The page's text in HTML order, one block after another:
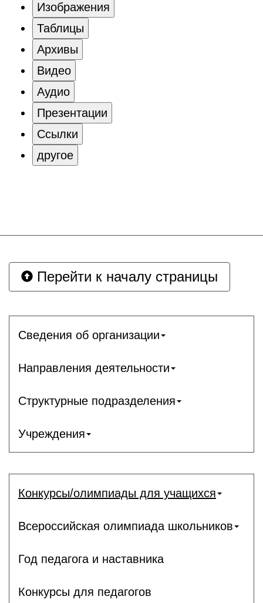
Изображения
Таблицы
Архивы
Видео
Аудио
Презентации
Ссылки
другое
Перейти к началу страницы
Сведения об организации
Направления деятельности
Структурные подразделения
Учреждения
Конкурсы/олимпиады для учащихся
Всероссийская олимпиада школьников
Год педагога и наставника
Конкурсы для педагогов